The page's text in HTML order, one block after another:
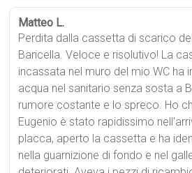
Matteo L.
Perdita dalla cassetta di scarico
Baricella. Veloce e risolutivo! La
incassata nel muro del mio WC ha
acqua nel sanitario senza sosta a
rumore costante e lo spreco. Ho
Eugenio è stato rapidissimo
placca, aperto la cassetta e ha
nella guarnizione di fondo e nel